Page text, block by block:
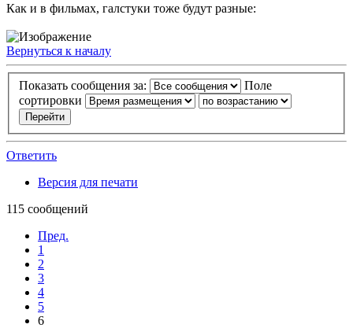
Как и в фильмах, галстуки тоже будут разные:
Вернуться к началу
Показать сообщения за:
Поле
сортировки
Ответить
Версия для печати
115 сообщений
Пред.
1
2
3
4
5
6